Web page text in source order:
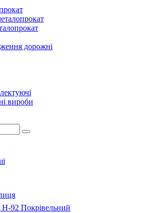
дорожні
вироби
92 Покрівельний